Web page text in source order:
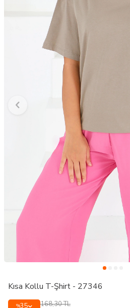
Kısa Kollu T-Şhirt - 27346
%35 168,30TL